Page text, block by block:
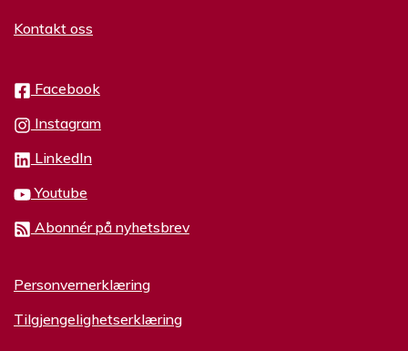
Kontakt oss
Facebook
Instagram
LinkedIn
Youtube
Abonnér på nyhetsbrev
Personvernerklæring
Tilgjengelighetserklæring